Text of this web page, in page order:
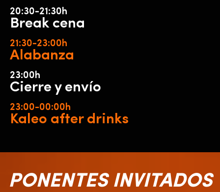
20:30-21:30h
Break cena
21:30-23:00h
Alabanza
23:00h
Cierre y envío
23:00-00:00h
Kaleo after drinks
PONENTES INVITADOS